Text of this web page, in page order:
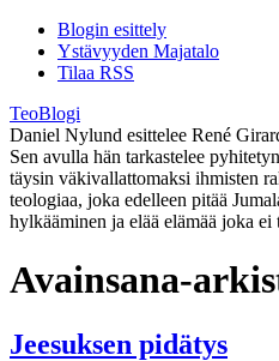
Blogin esittely
Ystävyyden Majatalo
Tilaa RSS
TeoBlogi
Daniel Nylund esittelee René
Sen avulla hän tarkastelee
täysin väkivallattomaksi ihmisten
teologiaa, joka edelleen pitää
hylkääminen ja elää elämää joka
Avainsana-
Jeesuksen pidätys